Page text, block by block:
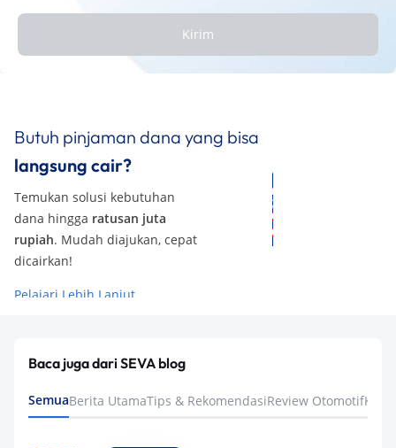
Kirim
Butuh pinjaman dana yang bisa
langsung cair?
Temukan solusi kebutuhan
dana hingga ratusan juta
rupiah. Mudah diajukan, cepat
dicairkan!
Pelajari Lebih Lanjut
Baca juga dari SEVA blog
SemuaBerita UtamaTips & RekomendasiReview Otomotif